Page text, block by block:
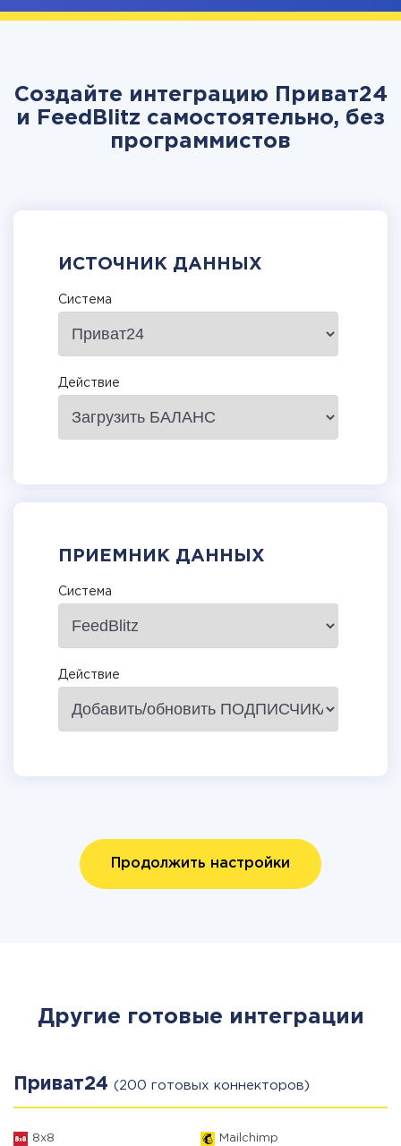
Создайте интеграцию Приват24
и FeedBlitz самостоятельно, без
программистов
ИСТОЧНИК ДАННЫХ
Система
Действие
ПРИЕМНИК ДАННЫХ
Система
Действие
Продолжить настройки
Другие готовые интеграции
Приват24 (200 готовых коннекторов)
8x8 Mailchimp